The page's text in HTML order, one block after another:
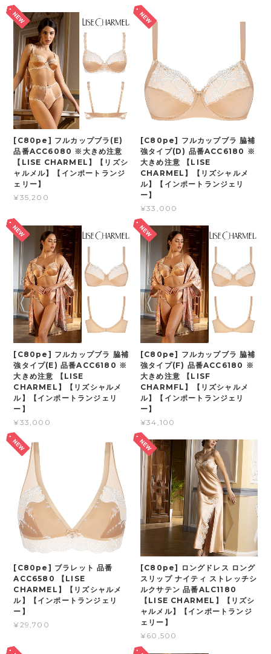
[C80pe] フルカップブラ(E)
品番ACC6080 ※大きめ注意
【LISE CHARMEL】【リズシ
ャルメル】【インポートランジ
ェリー】
¥35,200
[C80pe] フルカップブラ 脇補
強タイプ(D) 品番ACC6180 ※
大きめ注意 【LISE
CHARMEL】【リズシャルメ
ル】【インポートランジェリ
ー】
¥33,000
[C80pe] フルカップブラ 脇補
強タイプ(E) 品番ACC6180 ※
大きめ注意 【LISE
CHARMEL】【リズシャルメ
ル】【インポートランジェリ
ー】
¥33,000
[C80pe] フルカップブラ 脇補
強タイプ(F) 品番ACC6180 ※
大きめ注意 【LISF
CHARMFL】【リズシャルメ
ル】【インポートランジェリ
ー】
¥34,100
[C80pe] ブラレット 品番
ACC6580 【LISE
CHARMEL】【リズシャルメ
ル】【インポートランジェリ
ー】
¥29,700
[C80pe] ロングドレス ロング
スリップ ナイティ ストレッチシ
ルクサテン 品番ALC1180
【LISE CHARMEL】【リズシ
ャルメル】【インポートランジ
ェリー】
¥60,500